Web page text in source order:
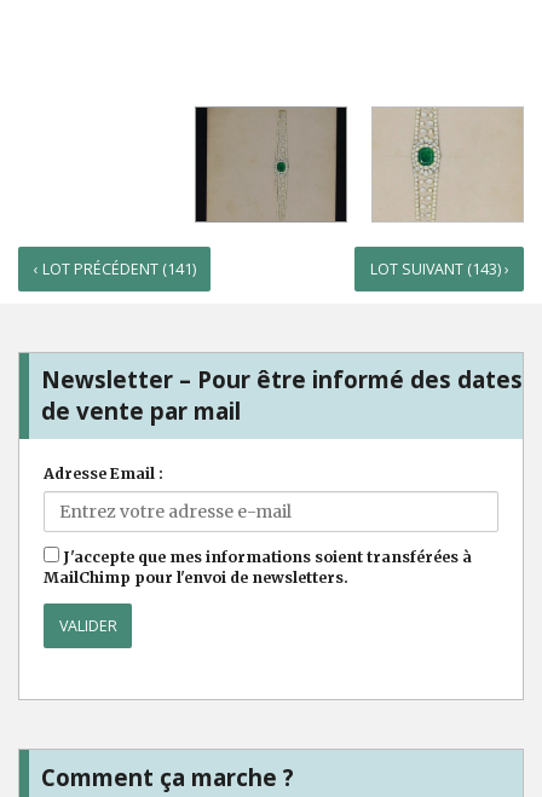
‹ LOT PRÉCÉDENT (141) LOT SUIVANT (143) ›
Newsletter – Pour être informé des dates
de vente par mail
Adresse Email :
J'accepte que mes informations soient transférées à
MailChimp pour l'envoi de newsletters.
Comment ça marche ?